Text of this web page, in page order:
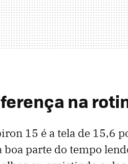
na
15 é a tela de 15,6
parte do tempo